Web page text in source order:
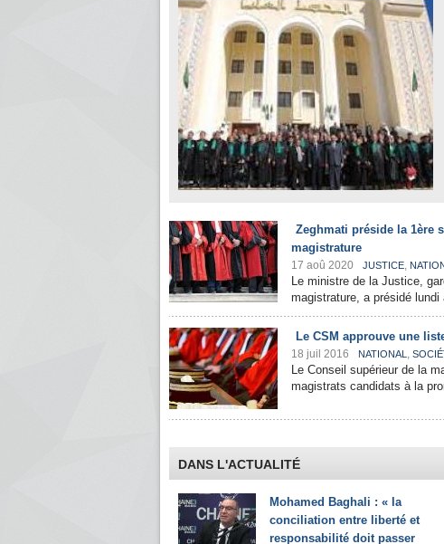
Zeghmati préside la 1ère
magistrature
17 aoû 2020 JUSTICE,
Le ministre de la Justice,
magistrature, a présidé
Le CSM approuve une
18 juil 2016 NATIONAL ,
Le Conseil supérieur de la
magistrats candidats à la
DANS L'ACTUALITÉ
Mohamed Baghali : « la
conciliation entre liberté et
responsabilité doit passer